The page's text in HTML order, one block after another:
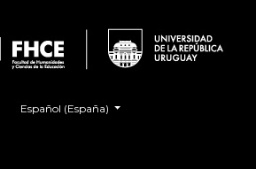
Español (España)